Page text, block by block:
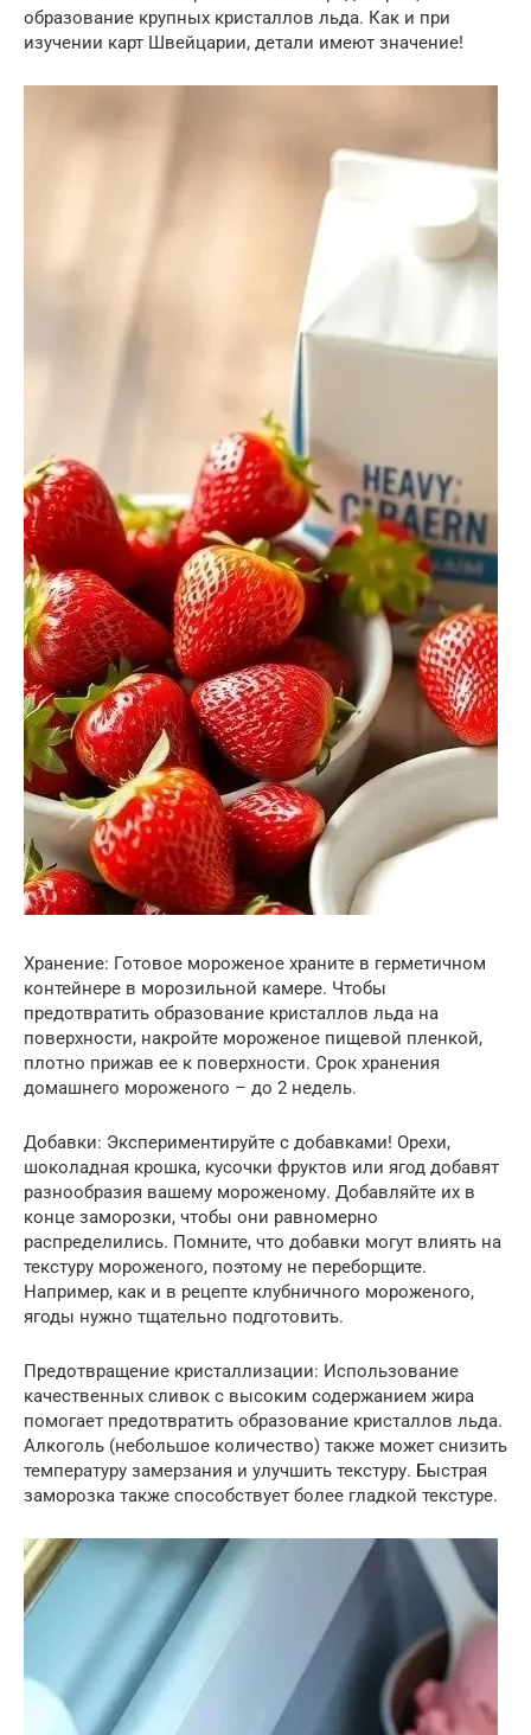
образование крупных кристаллов льда. Как и при
изучении карт Швейцарии, детали имеют значение!
Хранение: Готовое мороженое храните в герметичном
контейнере в морозильной камере. Чтобы
предотвратить образование кристаллов льда на
поверхности, накройте мороженое пищевой пленкой,
плотно прижав ее к поверхности. Срок хранения
домашнего мороженого – до 2 недель.
Добавки: Экспериментируйте с добавками! Орехи,
шоколадная крошка, кусочки фруктов или ягод добавят
разнообразия вашему мороженому. Добавляйте их в
конце заморозки, чтобы они равномерно
распределились. Помните, что добавки могут влиять на
текстуру мороженого, поэтому не переборщите.
Например, как и в рецепте клубничного мороженого,
ягоды нужно тщательно подготовить.
Предотвращение кристаллизации: Использование
качественных сливок с высоким содержанием жира
помогает предотвратить образование кристаллов льда.
Алкоголь (небольшое количество) также может снизить
температуру замерзания и улучшить текстуру. Быстрая
заморозка также способствует более гладкой текстуре.